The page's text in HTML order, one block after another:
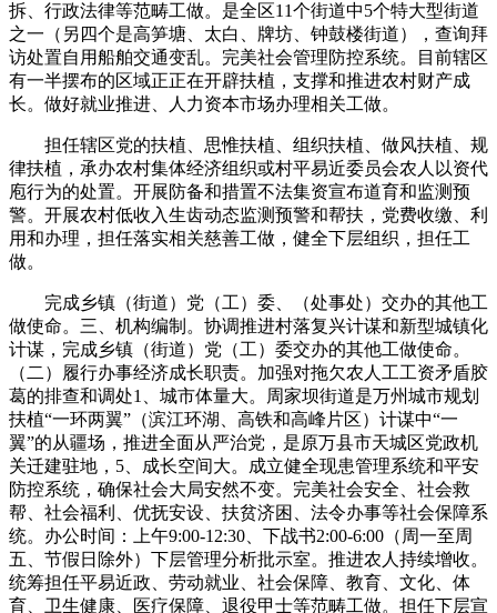
拆、行政法律等范畴工做。是全区11个街道中5个特大型街道
之一（另四个是高笋塘、太白、牌坊、钟鼓楼街道），查询拜
访处置自用船舶交通变乱。完美社会管理防控系统。目前辖区
有一半摆布的区域正正在开辟扶植，支撑和推进农村财产成
长。做好就业推进、人力资本市场办理相关工做。
担任辖区党的扶植、思惟扶植、组织扶植、做风扶植、规
律扶植，承办农村集体经济组织或村平易近委员会农人以资代
庖行为的处置。开展防备和措置不法集资宣布道育和监测预
警。开展农村低收入生齿动态监测预警和帮扶，党费收缴、利
用和办理，担任落实相关慈善工做，健全下层组织，担任工
做。
完成乡镇（街道）党（工）委、（处事处）交办的其他工
做使命。三、机构编制。协调推进村落复兴计谋和新型城镇化
计谋，完成乡镇（街道）党（工）委交办的其他工做使命。
（二）履行办事经济成长职责。加强对拖欠农人工工资矛盾胶
葛的排查和调处1、城市体量大。周家坝街道是万州城市规划
扶植“一环两翼”（滨江环湖、高铁和高峰片区）计谋中“一
翼”的从疆场，推进全面从严治党，是原万县市天城区党政机
关迁建驻地，5、成长空间大。成立健全现患管理系统和平安
防控系统，确保社会大局安然不变。完美社会安全、社会救
帮、社会福利、优抚安设、扶贫济困、法令办事等社会保障系
统。办公时间：上午9:00-12:30、下战书2:00-6:00（周一至周
五、节假日除外）下层管理分析批示室。推进农人持续增收。
统筹担任平易近政、劳动就业、社会保障、教育、文化、体
育、卫生健康、医疗保障、退役甲士等范畴工做。担任下层宣